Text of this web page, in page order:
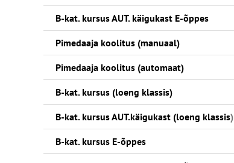
B-kat. kursus AUT. käigukast E-õppes
Pimedaaja koolitus (manuaal)
Pimedaaja koolitus (automaat)
B-kat. kursus (loeng klassis)
B-kat. kursus AUT.käigukast (loeng klassis)
B-kat. kursus E-õppes